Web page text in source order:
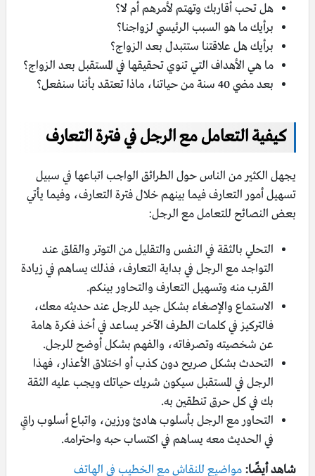
هل تحب أقاربك وتهتم لأمرهم أم لا؟
برأيك ما هو السبب الرئيسي لزواجنا؟
برأيك هل علاقتنا ستتبدل بعد الزواج؟
ما هي الأهداف التي تنوي تحقيقها في المستقبل بعد الزواج؟
بعد مضي 40 سنة من حياتنا، ماذا تعتقد بأننا سنفعل؟
كيفية التعامل مع الرجل في فترة التعارف
يجهل الكثير من الناس حول الطرائق الواجب اتباعها في سبيل
تسهيل أمور التعارف فيما بينهم خلال فترة التعارف، وفيما يأتي
بعض النصائح للتعامل مع الرجل:
التحلي بالثقة في النفس والتقليل من التوتر والقلق عند
التواجد مع الرجل في بداية التعارف، فذلك يساهم في زيادة
القرب منه وتسهيل التعارف والتحاور بينكم.
الاستماع والإصغاء بشكل جيد للرجل عند حديثه معك،
فالتركيز في كلمات الطرف الآخر يساعد في أخذ فكرة هامة
عن شخصيته وتصرفاته، والفهم بشكل أوضح للرجل.
التحدث بشكل صريح دون كذب أو اختلاق الأعذار، فهذا
الرجل في المستقبل سيكون شريك حياتك ويجب عليه الثقة
بك في كل حرق تنطقين به.
التحاور مع الرجل بأسلوب هادئ ورزين، واتباع أسلوب راقٍ
في الحديث معه يساهم في اكتساب حبه واحترامه.
شاهد أيضًا: مواضيع للنقاش مع الخطيب في الهاتف